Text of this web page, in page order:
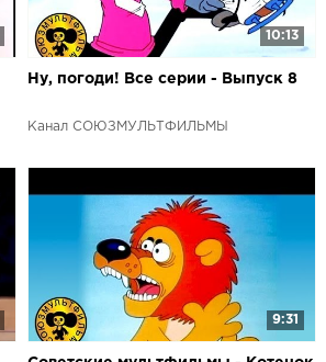
10:13
Ну, погоди! Все серии - Выпуск 8
Канал СОЮЗМУЛЬТФИЛЬМЫ
9:31